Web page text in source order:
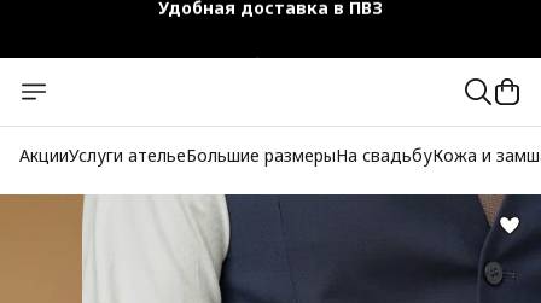
Бесплатная доставка при заказе от 10 000 руб.
АкцииУслуги ательеБольшие размерыНа свадьбуКожа и